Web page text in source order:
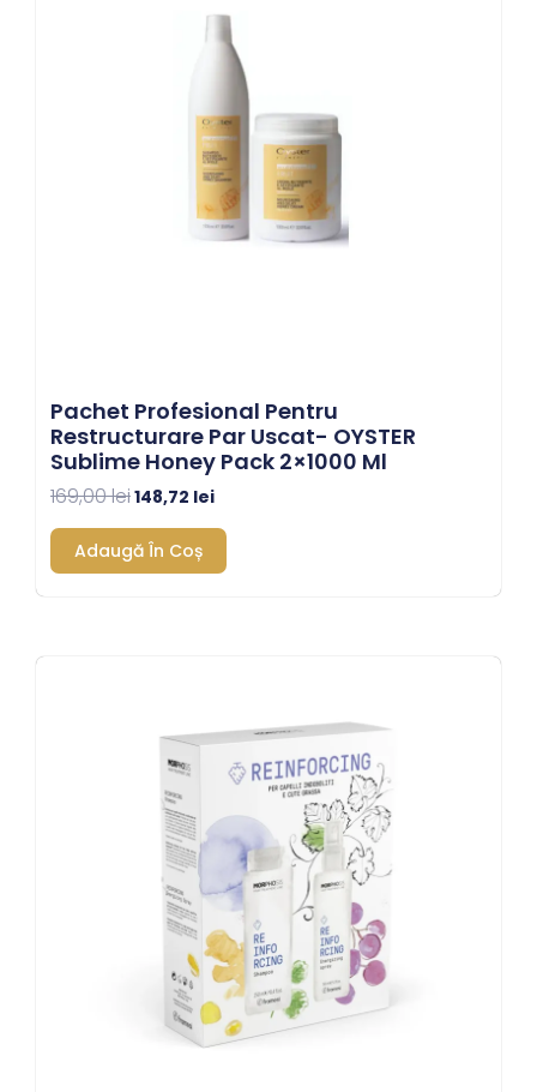
Pachet Profesional Pentru
Restructurare Par Uscat- OYSTER
Sublime Honey Pack 2×1000 Ml
169,00lei
169,00 lei.
148,72 lei
Adaugă În Coș